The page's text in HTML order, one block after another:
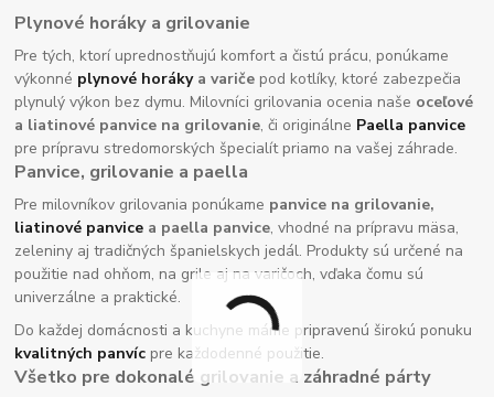
Plynové horáky a grilovanie
Pre tých, ktorí uprednostňujú komfort a čistú prácu, ponúkame
výkonné plynové horákya variče pod kotlíky, ktoré zabezpečia
plynulý výkon bez dymu. Milovníci grilovania ocenia naše oceľové
a liatinové panvice na grilovanie, či originálne Paella panvice
pre prípravu stredomorských špecialít priamo na vašej záhrade.
Panvice, grilovanie a paella
Pre milovníkov grilovania ponúkame panvice na grilovanie,
liatinové panvice a paella panvice, vhodné na prípravu mäsa,
zeleniny aj tradičných španielskych jedál. Produkty sú určené na
použitie nad ohňom, na grile aj na varičoch, vďaka čomu sú
univerzálne a praktické.
Do každej domácnosti a kuchyne máme pripravenú širokú ponuku
kvalitných panvíc pre každodenné použitie.
Všetko pre dokonalé grilovanie a záhradné párty